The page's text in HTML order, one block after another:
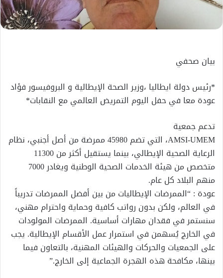
بيان صحفي
*رئيس دولة ايطاليا ،وزير الصحة الإيطالية و البروفيسور فؤاد
عودة معا في حفل اليوم التمريض العالمي مع النقابات*
تدعم جمعية
AMSI-UMEM، التي تضم 45980 ممرضة من أصل أجنبي، نظام
الرعاية الصحية الإيطالي، بينما يستقيل أكثر من 11300
متخصص من هيئة الخدمات الصحية الوطنية ويغادر 7000
منهم البلاد كل عام.
عودة : “الممرضات الإيطاليات من بين أفضل الممرضات تدريباً
في العالم، ولكن بدون رواتب كافية وحماية واحترام مهني،
سنستمر في فقدان مهارات أساسية. الممرضات المولودات
في الخارج يُسهمن في استمرار عمل الأقسام الإيطالية. يجب
على الجمعيات والحركات والهيئات المهنية، بالتعاون فيما
بينها، مكافحة هذه الهجرة الجماعية إلى الخارج.”